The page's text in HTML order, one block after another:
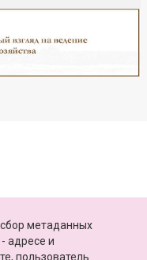
метаданных
адресе и
пользователь